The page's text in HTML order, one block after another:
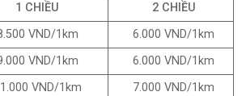
1 CHIỀU
2 CHIỀU
VND/1km
6.000 VND/1km
VND/1km
6.000 VND/1km
VND/1km
7.000 VND/1km